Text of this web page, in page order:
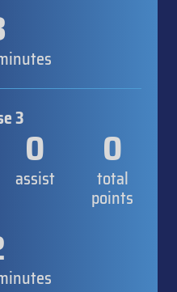
3
0
assist
0
total
points